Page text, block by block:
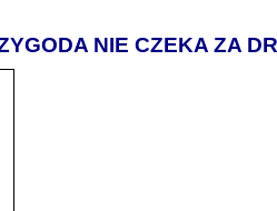
NIE CZEKA ZA